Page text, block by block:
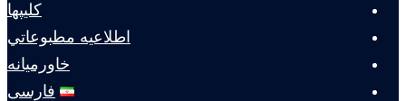
كليپها
اطلاعيه مطبوعاتي
خاورميانه
فارسی